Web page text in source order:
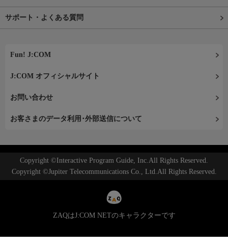
サポート・よくある質問
Fun! J:COM
J:COM オフィシャルサイト
お問い合わせ
お客さまのデータ利用･外部送信について
Copyright ©Interactive Program Guide, Inc.All Rights Reserved.
Copyright ©Jupiter Telecommunications Co., Ltd.All Rights Reserved.
ZAQはJ:COM NETのキャラクターです